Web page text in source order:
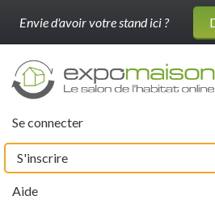
Envie d'avoir votre stand ici ?
Se connecter
S'inscrire
Aide